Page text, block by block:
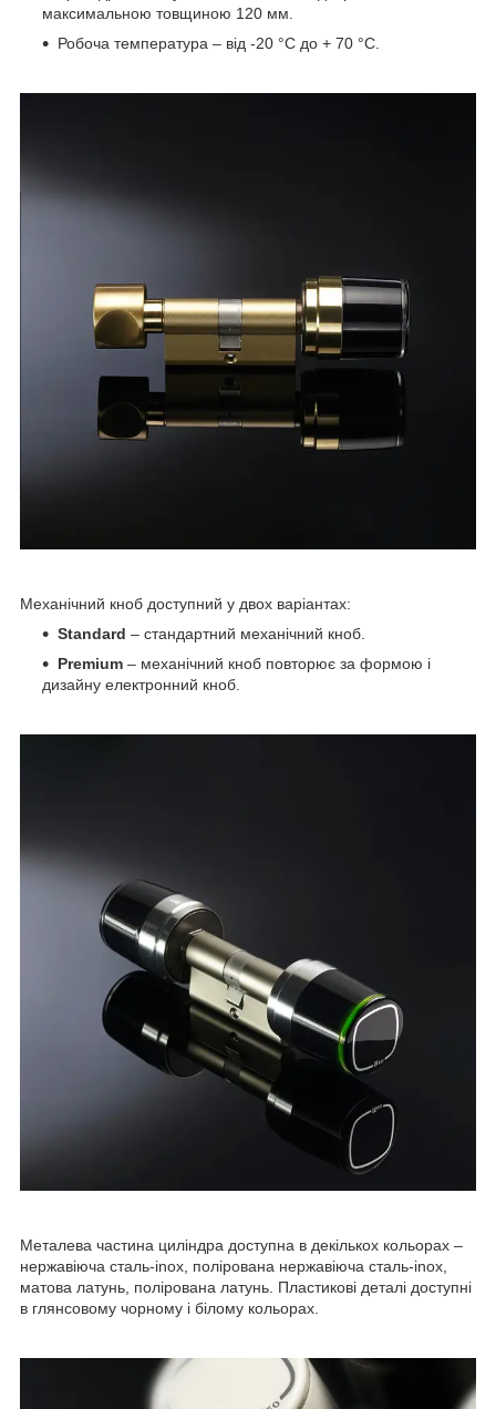
максимальною товщиною 120 мм.
Робоча температура – від -20 °C до + 70 °С.
Механічний кноб доступний у двох варіантах:
Standard – стандартний механічний кноб.
Premium – механічний кноб повторює за формою і
дизайну електронний кноб.
Металева частина циліндра доступна в декількох кольорах –
нержавіюча сталь-inox, полірована нержавіюча сталь-inox,
матова латунь, полірована латунь. Пластикові деталі доступні
в глянсовому чорному і білому кольорах.